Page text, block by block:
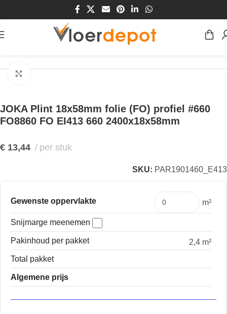
JOKA Plint 18x58mm folie (FO) profiel #660
FO8860 FO EI413 660 2400x18x58mm
€ 13,44 per stuk
SKU: PAR1901460_E413
Gewenste oppervlakte m²
Snijmarge meenemen
Pakinhoud per pakket
2,4 m²
Total pakket
Algemene prijs